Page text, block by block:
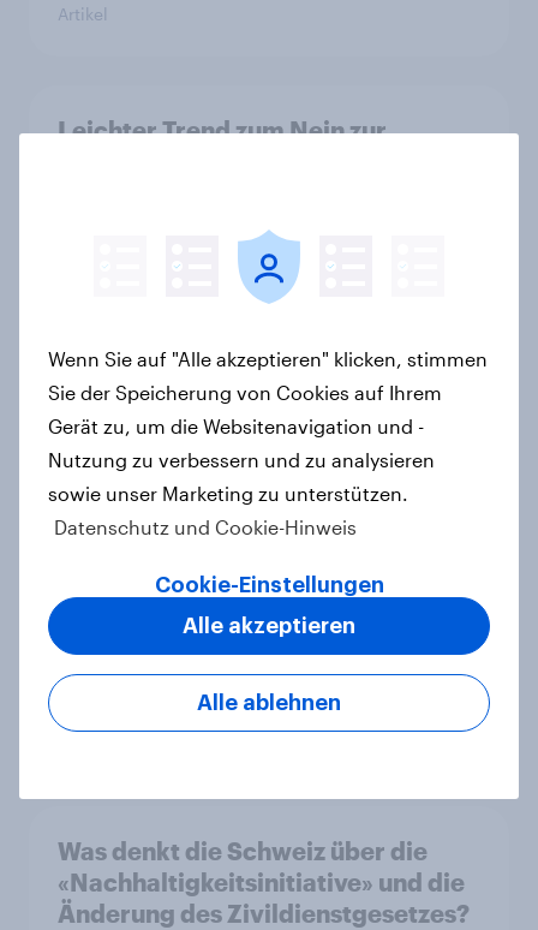
Artikel
Leichter Trend zum Nein zur
Mehrheit, Zweifel an Notwendigkeit
der Vorlagen steigen
Ökostromer: Offenheit für „grüne
Zukunft“ trifft auf starke
Preissensibilität
Artikel
YouGov Sonntagsfrage Mai 2026:
AfD baut Vorsprung aus +++
Zustimmung für Friedrich Merz
Artikel
Was denkt die Schweiz über die
«Nachhaltigkeitsinitiative» und die
Änderung des Zivildienstgesetzes?
Wenn Sie auf "Alle akzeptieren" klicken, stimmen
Sie der Speicherung von Cookies auf Ihrem
Gerät zu, um die Websitenavigation und -
Nutzung zu verbessern und zu analysieren
sowie unser Marketing zu unterstützen.
Datenschutz und Cookie-Hinweis
Cookie-Einstellungen
Alle ablehnen
Alle akzeptieren